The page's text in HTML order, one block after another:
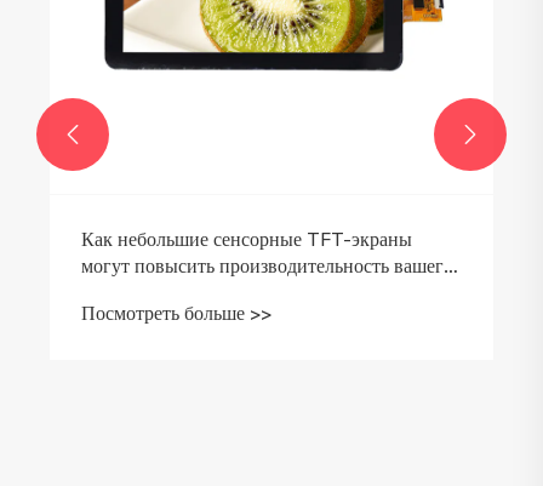
Как небольшие сенсорные TFT-экраны
могут повысить производительность вашего
Посмотреть больше >>
 